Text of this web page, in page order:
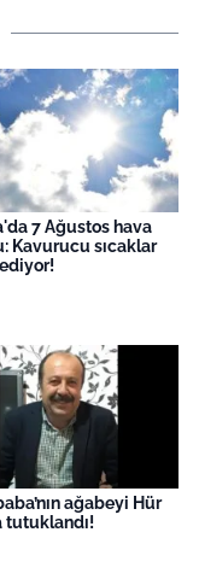
7 Ağustos hava
Kavurucu sıcaklar
ağabeyi Hür
tutuklandı!